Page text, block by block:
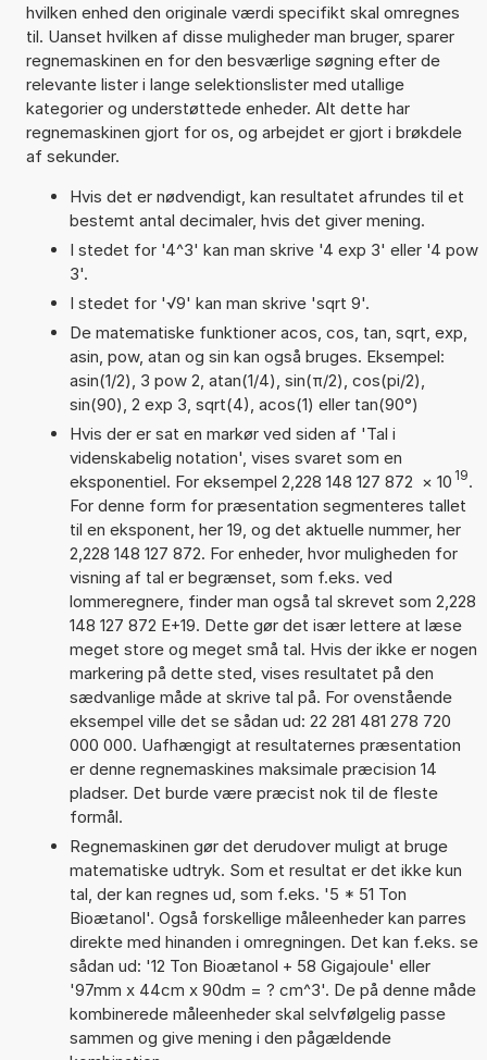
hvilken enhed den originale værdi specifikt skal omregnes
til. Uanset hvilken af disse muligheder man bruger, sparer
regnemaskinen en for den besværlige søgning efter de
relevante lister i lange selektionslister med utallige
kategorier og understøttede enheder. Alt dette har
regnemaskinen gjort for os, og arbejdet er gjort i brøkdele
af sekunder.
Hvis det er nødvendigt, kan resultatet afrundes til et
bestemt antal decimaler, hvis det giver mening.
I stedet for '4^3' kan man skrive '4 exp 3' eller '4 pow
3'.
I stedet for '√9' kan man skrive 'sqrt 9'.
De matematiske funktioner acos, cos, tan, sqrt, exp,
asin, pow, atan og sin kan også bruges. Eksempel:
asin(1/2), 3 pow 2, atan(1/4), sin(π/2), cos(pi/2),
sin(90), 2 exp 3, sqrt(4), acos(1) eller tan(90°)
Hvis der er sat en markør ved siden af 'Tal i
videnskabelig notation', vises svaret som en
eksponentiel. For eksempel 2,228 148 127 872 × 10 19.
For denne form for præsentation segmenteres tallet
til en eksponent, her 19, og det aktuelle nummer, her
2,228 148 127 872. For enheder, hvor muligheden for
visning af tal er begrænset, som f.eks. ved
lommeregnere, finder man også tal skrevet som 2,228
148 127 872 E+19. Dette gør det især lettere at læse
meget store og meget små tal. Hvis der ikke er nogen
markering på dette sted, vises resultatet på den
sædvanlige måde at skrive tal på. For ovenstående
eksempel ville det se sådan ud: 22 281 481 278 720
000 000. Uafhængigt at resultaternes præsentation
er denne regnemaskines maksimale præcision 14
pladser. Det burde være præcist nok til de fleste
formål.
Regnemaskinen gør det derudover muligt at bruge
matematiske udtryk. Som et resultat er det ikke kun
tal, der kan regnes ud, som f.eks. '5 * 51 Ton
Bioætanol'. Også forskellige måleenheder kan parres
direkte med hinanden i omregningen. Det kan f.eks. se
sådan ud: '12 Ton Bioætanol + 58 Gigajoule' eller
'97mm x 44cm x 90dm = ? cm^3'. De på denne måde
kombinerede måleenheder skal selvfølgelig passe
sammen og give mening i den pågældende